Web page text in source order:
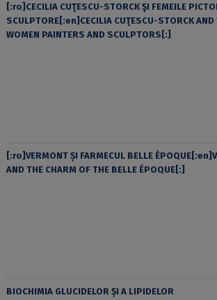
[:ro]CECILIA CUŢESCU-STORCK ŞI FEMEILE
SCULPTORE[:en]CECILIA CUŢESCU-STORCK AND
WOMEN PAINTERS AND SCULPTORS[:]
[:ro]VERMONT ȘI FARMECUL BELLE
AND THE CHARM OF THE BELLE ÉPOQUE[:]
BIOCHIMIA GLUCIDELOR ȘI A LIPIDELOR